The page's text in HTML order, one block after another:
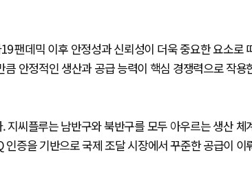
팬데믹 이후 안정성과 신뢰성이 더욱 중요한 요소로
안정적인 생산과 공급 능력이 핵심 경쟁력으로 작용
씨플루는 남반구와 북반구를 모두 아우르는 생산 체
증을 기반으로 국제 조달 시장에서 꾸준한 공급이 이